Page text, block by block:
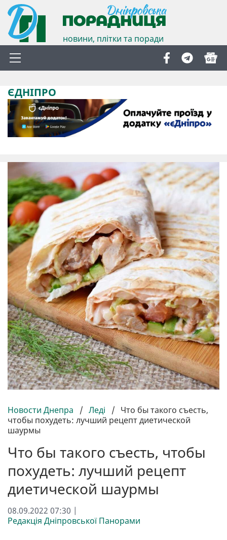
новини, плітки та поради
ЄДНІПРО
Новости Днепра / Леді / Что бы такого съесть,
чтобы похудеть: лучший рецепт диетической
шаурмы
Что бы такого съесть, чтобы
похудеть: лучший рецепт
диетической шаурмы
08.09.2022 07:30 |
Редакція Дніпровської Панорами